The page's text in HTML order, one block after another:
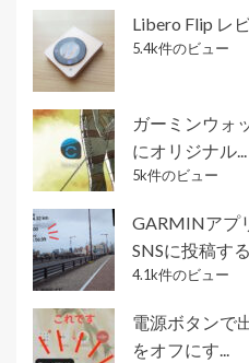
Libero Flip レ
5.4k件のビュー
ガーミンウォ
にオリジナル...
5k件のビュー
GARMINアプ
SNSに投稿する
4.1k件のビュー
電源ボタンで
をオフにす...